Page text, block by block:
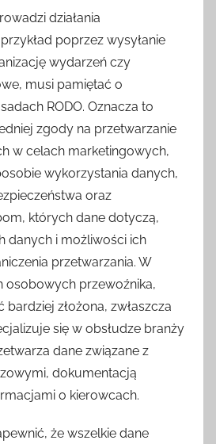
działania
poprzez wysyłanie
wydarzeń czy
musi pamiętać o
RODO. Oznacza to
zgody na przetwarzanie
w celach marketingowych,
wykorzystania danych,
oraz
których dane dotyczą,
danych i możliwości ich
przetwarzania. W
osobowych przewoźnika,
złożona, zwłaszcza
się w obsłudze branży
dane związane z
dokumentacją
o kierowcach.
że wszelkie dane